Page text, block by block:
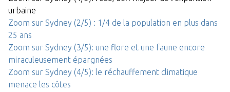
urbaine
Zoom sur Sydney (2/5) : 1/4 de la population en plus dans
25 ans
Zoom sur Sydney (3/5): une flore et une faune encore
miraculeusement épargnées
Zoom sur Sydney (4/5): le réchauffement climatique
menace les côtes